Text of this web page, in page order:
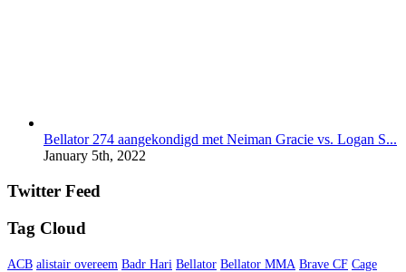
Bellator 274 aangekondigd met Neiman Gracie vs. Logan S...
January 5th, 2022
Twitter Feed
Tag Cloud
ACB alistair overeem Badr Hari Bellator Bellator MMA Brave CF Cage